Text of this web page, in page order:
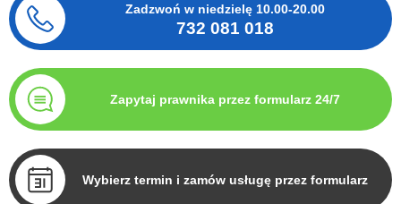
Zadzwoń w niedzielę 10.00-20.00
732 081 018
Zapytaj prawnika przez formularz 24/7
Wybierz termin i zamów usługę przez formularz